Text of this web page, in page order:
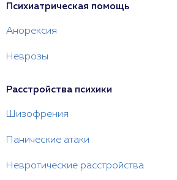
Психиатрическая помощь
Анорексия
Неврозы
Расстройства психики
Шизофрения
Панические атаки
Невротические расстройства